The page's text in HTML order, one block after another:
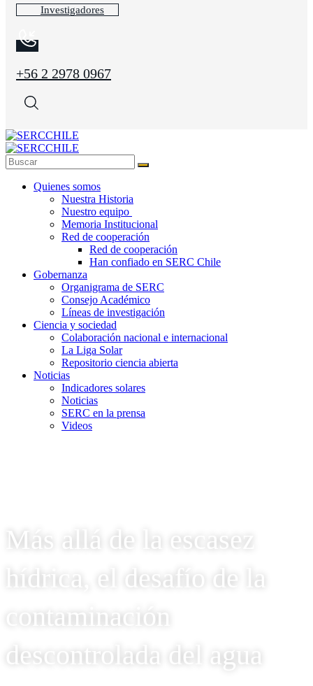
Investigadores
+56 2 2978 0967
Quienes somos
Nuestra Historia
Nuestro equipo
Memoria Institucional
Red de cooperación
Red de cooperación
Han confiado en SERC Chile
Gobernanza
Organigrama de SERC
Consejo Académico
Líneas de investigación
Ciencia y sociedad
Colaboración nacional e internacional
La Liga Solar
Repositorio ciencia abierta
Noticias
Indicadores solares
Noticias
SERC en la prensa
Videos
Más allá de la escasez
hídrica, el desafío de la
contaminación
descontrolada del agua